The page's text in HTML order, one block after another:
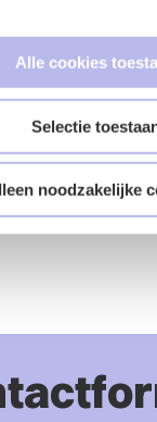
Alle cookies
Selectie
noodzakelijke
vandaag nog
en
helpen
incidenten.
voor een